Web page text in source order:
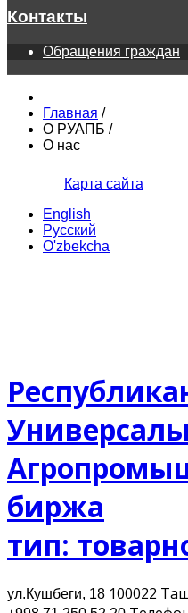
Контакты
Обращения граждан
Главная /
О РУАПБ /
О нас
Карта сайта
English
Русский
O'zbekcha
биржа
тип:
ул.Кушбеги, 18 100022